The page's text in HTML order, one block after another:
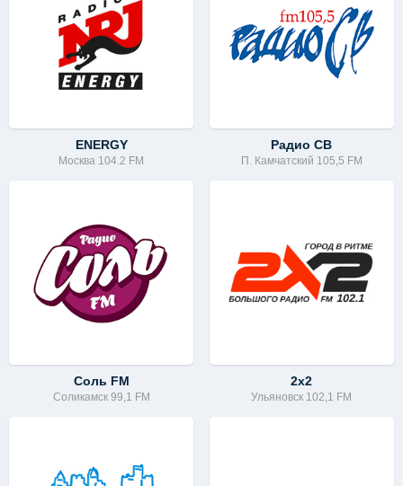
ENERGY
Москва 104.2 FM
Радио СВ
П. Камчатский 105,5 FM
Соль FM
Соликамск 99,1 FM
2х2
Ульяновск 102,1 FM